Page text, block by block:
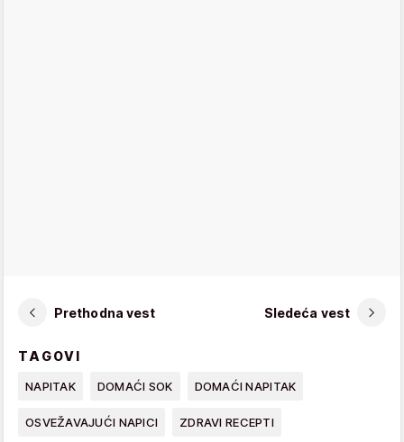
Prethodna vest Sledeća vest
TAGOVI
NAPITAK DOMAĆI SOK DOMAĆI NAPITAK
OSVEŽAVAJUĆI NAPICI ZDRAVI RECEPTI